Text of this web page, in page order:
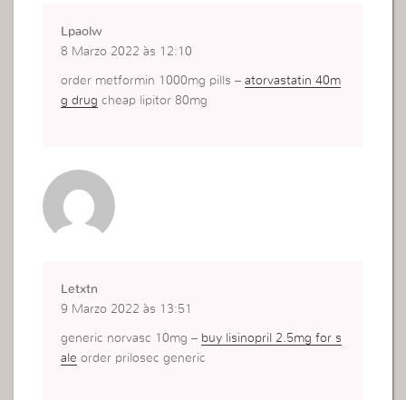
Lpaolw
8 Marzo 2022 às 12:10
order metformin 1000mg pills –atorvastatin 40m
g drug cheap lipitor 80mg
Letxtn
9 Marzo 2022 às 13:51
generic norvasc 10mg – buy lisinopril 2.5mg for s
ale order prilosec generic